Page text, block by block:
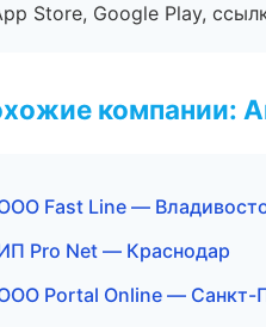
Store, Google Play,
компании:
Fast Line —
Pro Net — Краснодар
Portal Online — Санкт-